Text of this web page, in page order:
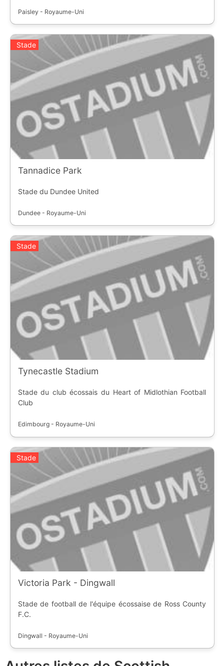
Paisley - Royaume-Uni
Stade
Tannadice Park
Stade du Dundee United
Dundee - Royaume-Uni
Stade
Tynecastle Stadium
Stade du club écossais du Heart of Midlothian Football
Club
Edimbourg - Royaume-Uni
Stade
Victoria Park - Dingwall
Stade de football de l'équipe écossaise de Ross County
F.C.
Dingwall - Royaume-Uni